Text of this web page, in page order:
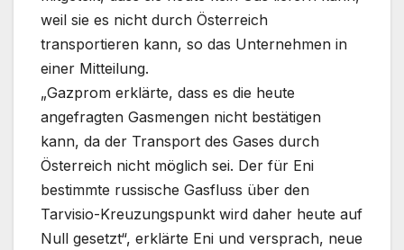
weil sie es nicht durch Österreich
transportieren kann, so das Unternehmen in
einer Mitteilung.
„Gazprom erklärte, dass es die heute
angefragten Gasmengen nicht bestätigen
kann, da der Transport des Gases durch
Österreich nicht möglich sei. Der für Eni
bestimmte russische Gasfluss über den
Tarvisio-Kreuzungspunkt wird daher heute auf
Null gesetzt“, erklärte Eni und versprach, neue